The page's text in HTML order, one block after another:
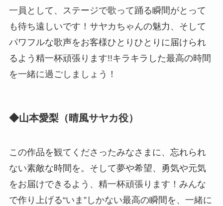
一員として、ステージで歌って踊る瞬間がとって
も待ち遠しいです！サヤカちゃんの魅力、そして
パワフルな歌声をお客様ひとりひとりに届けられ
るよう精一杯頑張ります!!キラキラした最高の時間
を一緒に過ごしましょう！
◆山本愛梨（晴風サヤカ役）
この作品を観てくださったみなさまに、忘れられ
ない素敵な時間を。そして夢や希望、勇気や元気
をお届けできるよう、精一杯頑張ります！みんな
で作り上げる“いま”しかない最高の瞬間を、一緒に